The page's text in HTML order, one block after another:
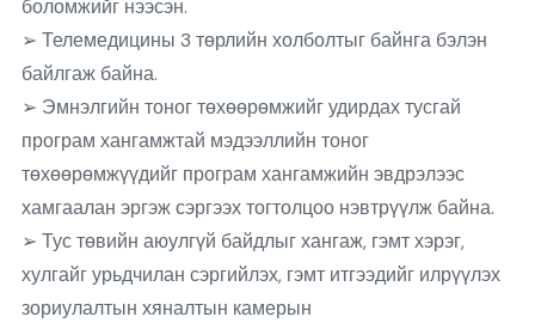
боломжийг нээсэн.
➢ Телемедицины 3 төрлийн холболтыг байнга бэлэн
байлгаж байна.
➢ Эмнэлгийн тоног төхөөрөмжийг удирдах тусгай
програм хангамжтай мэдээллийн тоног
төхөөрөмжүүдийг програм хангамжийн эвдрэлээс
хамгаалан эргэж сэргээх тогтолцоо нэвтрүүлж байна.
➢ Тус төвийн аюулгүй байдлыг хангаж, гэмт хэрэг,
хулгайг урьдчилан сэргийлэх, гэмт итгээдийг илрүүлэх
зориулалтын хяналтын камерын